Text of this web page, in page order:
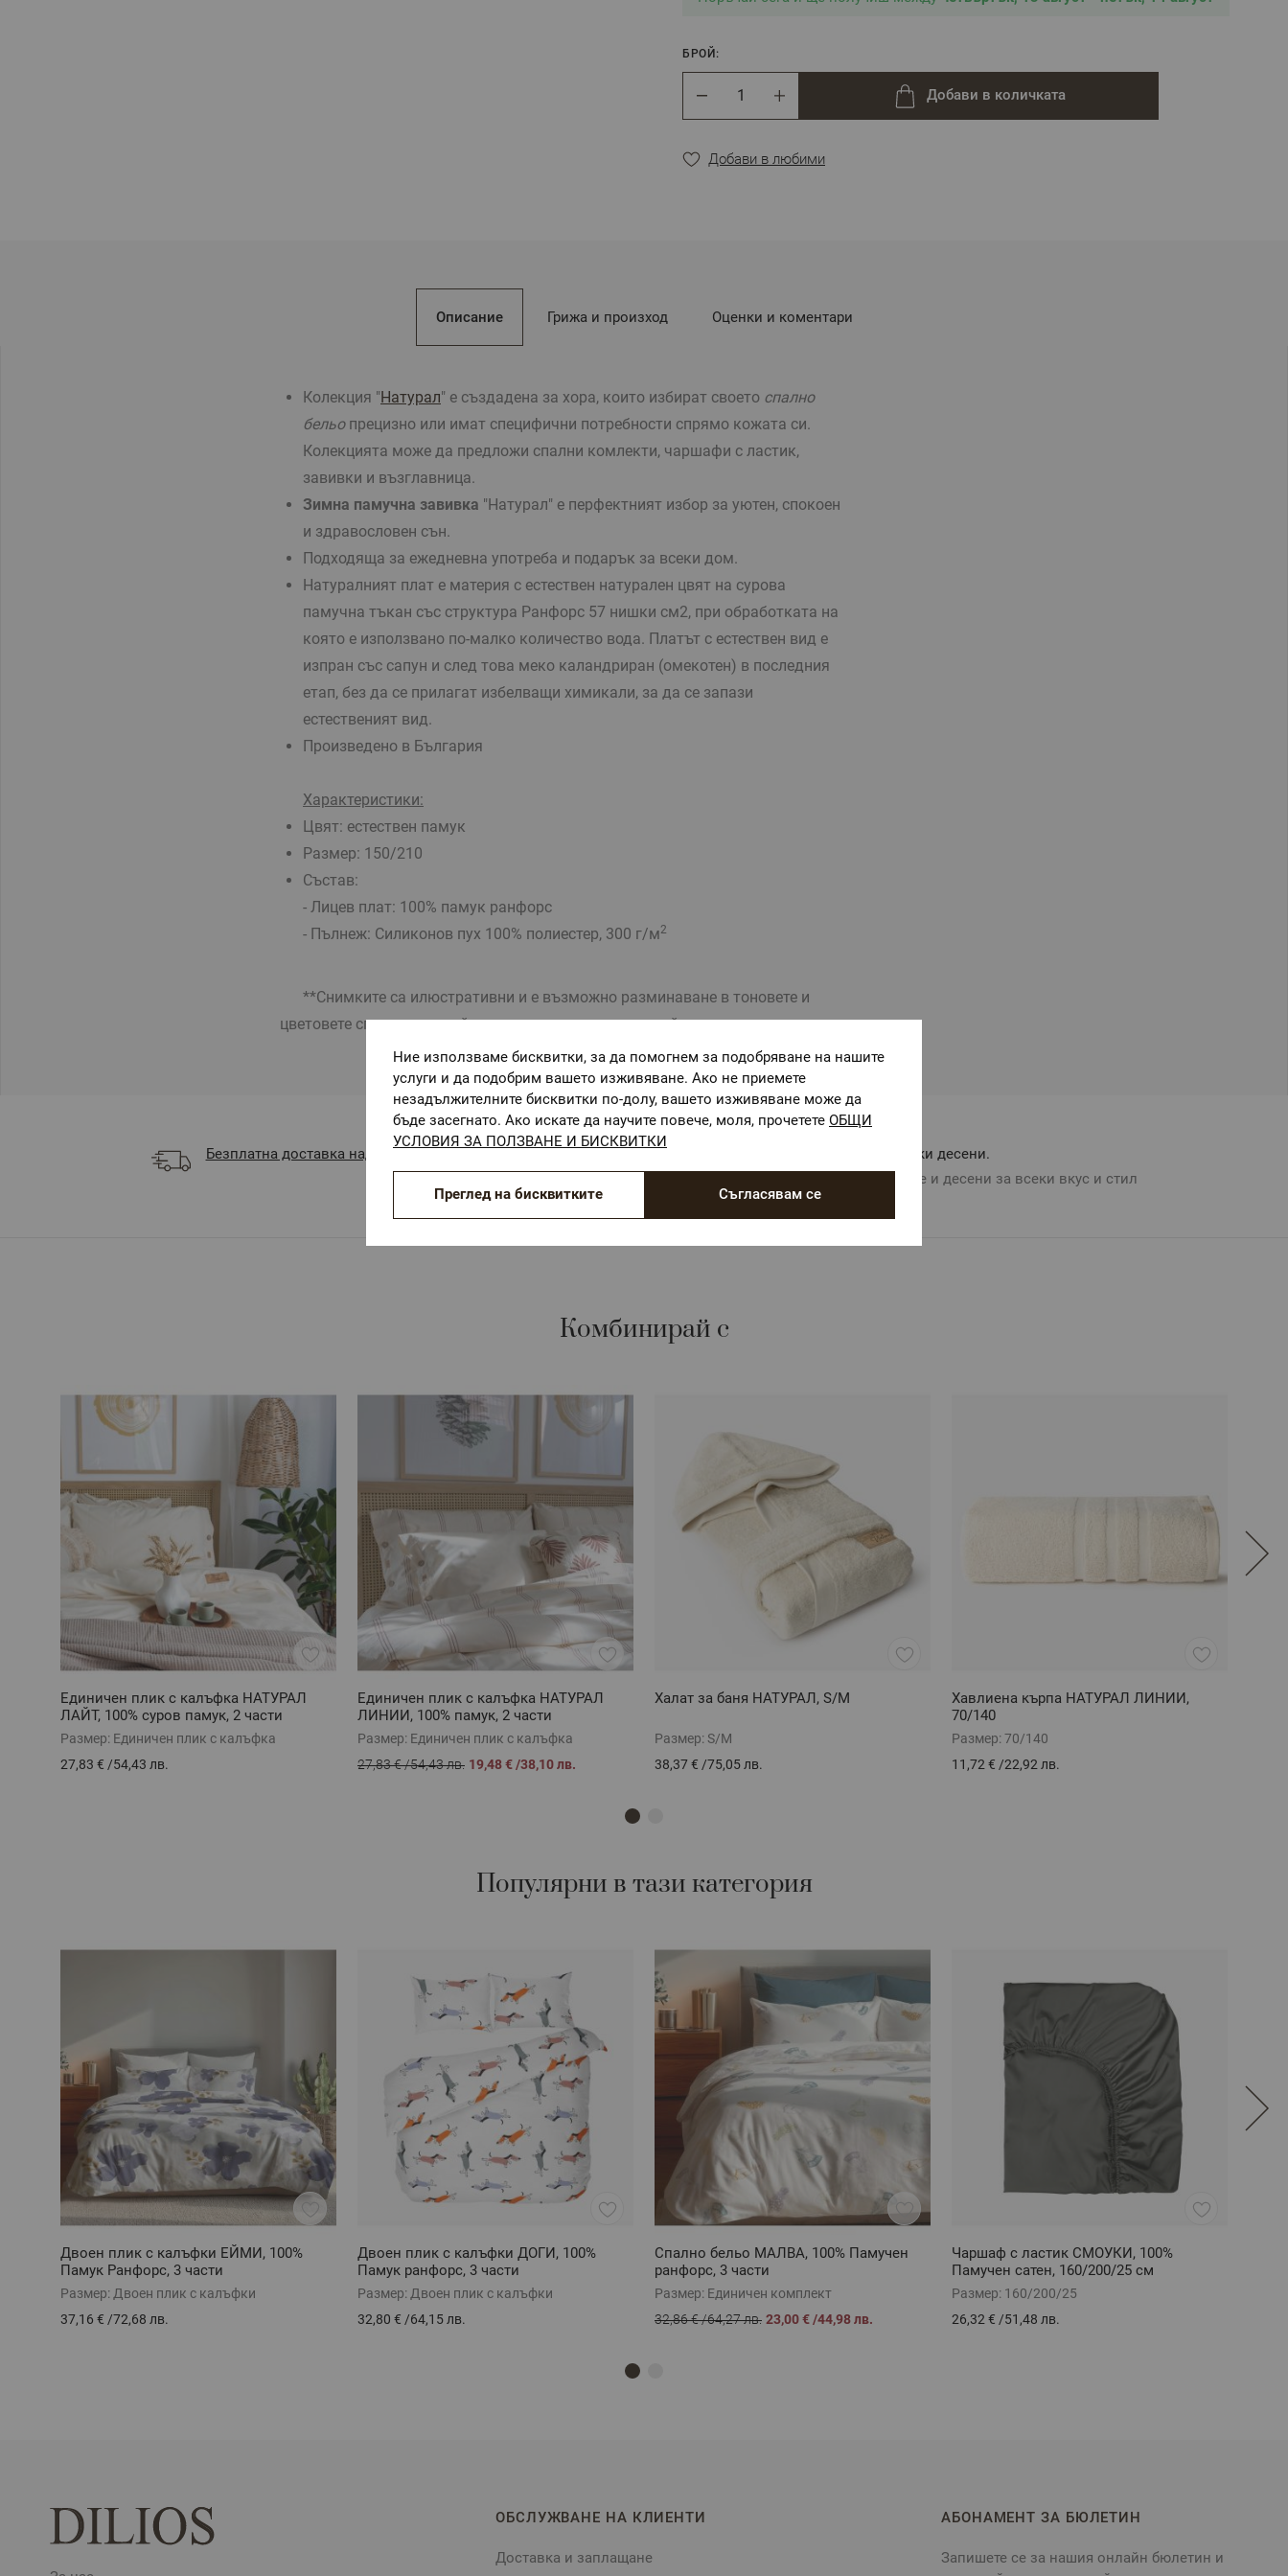
цветовете според настройките на използваното устройство.
БРОЙ:
Добави в количката
Добави в любими
Описание
Колекция "Натурал" е създадена за хора, които избират своето спално
бельопрецизно или имат специфични потребности спрямо кожата си.
Колекцията може да предложи спални комлекти, чаршафи с ластик,
завивки и възглавница.
Зимна памучна завивка "Натурал" е перфектният избор за уютен, спокоен
и здравословен сън.
Подходяща за ежедневна употреба и подарък за всеки дом.
Натуралният плат е материя с естествен натурален цвят на сурова
памучна тъкан със структура Ранфорс 57 нишки см2, при обработката на
която е използвано по-малко количество вода. Платът с естествен вид е
изпран със сапун и след това меко каландриран (омекотен) в последния
етап, без да се прилагат избелващи химикали, за да се запази
естественият вид.
Произведено в България
Характеристики:
Цвят: естествен памук
Размер: 150/210
Състав:
- Лицев плат: 100% памук ранфорс
- Пълнеж: Силиконов пух 100% полиестер, 300 г/м2
**Снимките са илюстративни и е възможно разминаване в тоновете и
цветовете според настройките на използваното устройство.
Грижа и произход Оценки и коментари
Безплатна доставка над 68 €
ОЕКО-ТЕКС СТАНДАРТ 100
Авторски десени.
Цветове и десени за всеки вкус и стил
Комбинирай с
Единичен плик с калъфка НАТУРАЛ
ЛАЙТ, 100% суров памук, 2 части
Размер: Единичен плик с калъфка
27,83 € /54,43 лв.
Единичен плик с калъфка НАТУРАЛ
ЛИНИИ, 100% памук, 2 части
Размер: Единичен плик с калъфка
27,83 €/54,43 лв. 19,48 €/38,10 лв.
Халат за баня НАТУРАЛ, S/M
Размер:S/M
38,37 € /75,05 лв.
Хавлиена кърпа НАТУРАЛ ЛИНИИ,
70/140
Размер:70/140
11,72 € /22,92 лв.
Популярни в тази категория
Двоен плик с калъфки ЕЙМИ, 100%
Памук Ранфорс, 3 части
Размер: Двоен плик с калъфки
37,16 € /72,68 лв.
Двоен плик с калъфки ДОГИ, 100%
Памук ранфорс, 3 части
Размер: Двоен плик с калъфки
32,80 € /64,15 лв.
Спално бельо МАЛВА, 100% Памучен
ранфорс, 3 части
Размер: Единичен комплект
32,86 €/64,27 лв. 23,00 €/44,98 лв.
Чаршаф с ластик СМОУКИ, 100%
Памучен сатен, 160/200/25 см
Размер: 160/200/25
26,32 € /51,48 лв.
ОБСЛУЖВАНЕ НА КЛИЕНТИ
Доставка и заплащане
АБОНАМЕНТ ЗА БЮЛЕТИН
Запишете се за нашия онлайн бюлетин и
Ние използваме бисквитки, за да помогнем за подобряване на нашите
услуги и да подобрим вашето изживяване. Ако не приемете
незадължителните бисквитки по-долу, вашето изживяване може да
бъде засегнато. Ако искате да научите повече, моля, прочетете ОБЩИ
УСЛОВИЯ ЗА ПОЛЗВАНЕ И БИСКВИТКИ
Съгласявам се
Преглед на бисквитките